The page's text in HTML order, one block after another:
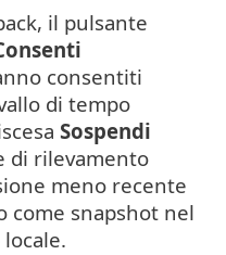
il pulsante
consentiti
di tempo
Sospendi
di rilevamento
meno recente
come snapshot nel